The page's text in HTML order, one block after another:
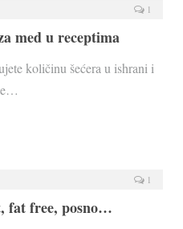
1
med u receptima
količinu šećera u ishrani i
1
fat free, posno…